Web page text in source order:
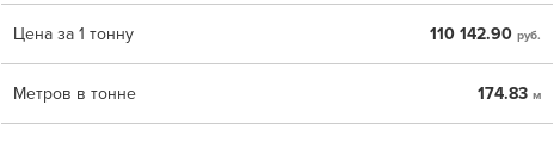
Цена за 1 тонну 110 142.90руб.
Метров в тонне 174.83м